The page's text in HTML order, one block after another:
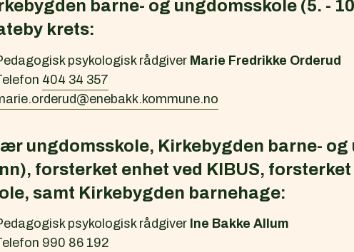
barne- og ungdomsskole (5. -
krets:
psykologisk rådgiver Marie Fredrikke Orderud
404 34 357
ungdomsskole, Kirkebygden barne- og
forsterket enhet ved KIBUS,
samt Kirkebygden barnehage:
psykologisk rådgiver Ine Bakke Allum
990 86 192